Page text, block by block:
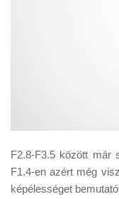
F2.8-F3.5 között már
F1.4-en azért még
képélességet